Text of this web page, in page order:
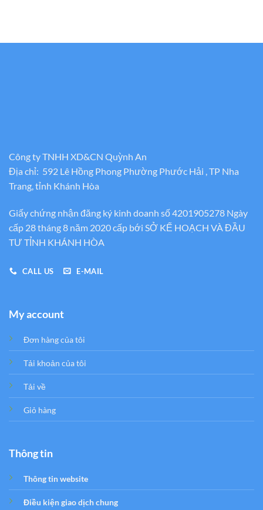
Công ty TNHH XD&CN Quỳnh An
Địa chỉ: 592 Lê Hồng Phong Phường Phước Hải , TP Nha
Trang, tỉnh Khánh Hòa
Giấy chứng nhận đăng ký kinh doanh số 4201905278 Ngày
cấp 28 tháng 8 năm 2020 cấp bới SỞ KẾ HOẠCH VÀ ĐẦU
TƯ TỈNH KHÁNH HÒA
CALL US E-MAIL
My account
Đơn hàng của tôi
Tải khoản của tôi
Tải về
Giỏ hàng
Thông tin
Thông tin website
Điều kiện giao dịch chung